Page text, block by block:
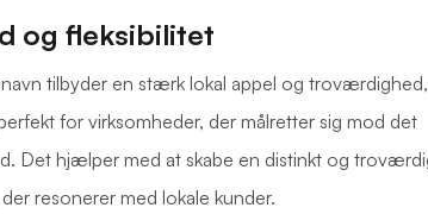
og fleksibilitet
tilbyder en stærk lokal appel og troværdighed,
for virksomheder, der målretter sig mod det
Det hjælper med at skabe en distinkt og
resonerer med lokale kunder.